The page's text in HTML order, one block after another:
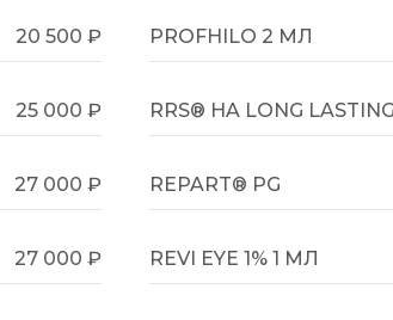
20 500 ₽
25 000 ₽
27 000 ₽
27 000 ₽
PROFHILO 2 МЛ
RRS® HA LONG
REPART® PG
REVI EYE 1% 1 МЛ